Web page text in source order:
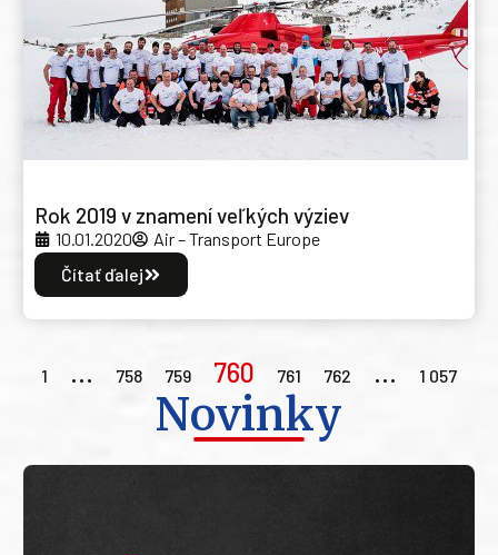
Rok 2019 v znamení veľkých výziev
10.01.2020
Air – Transport Europe
Čítať ďalej
1 … 758 759 760 761 762 … 1 057
Novinky